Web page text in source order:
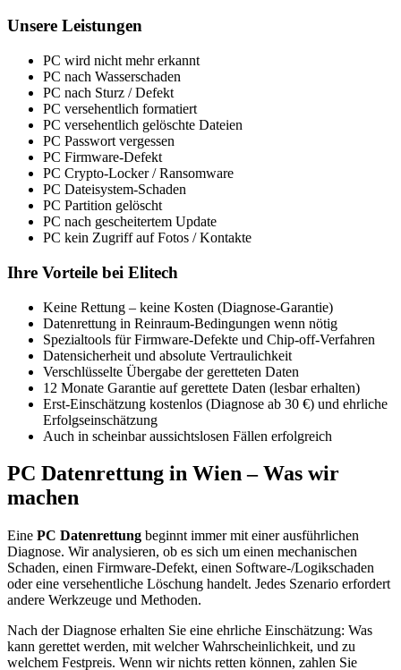
Unsere Leistungen
PC wird nicht mehr erkannt
PC nach Wasserschaden
PC nach Sturz / Defekt
PC versehentlich formatiert
PC versehentlich gelöschte Dateien
PC Passwort vergessen
PC Firmware-Defekt
PC Crypto-Locker / Ransomware
PC Dateisystem-Schaden
PC Partition gelöscht
PC nach gescheitertem Update
PC kein Zugriff auf Fotos / Kontakte
Ihre Vorteile bei Elitech
Keine Rettung – keine Kosten (Diagnose-Garantie)
Datenrettung in Reinraum-Bedingungen wenn nötig
Spezialtools für Firmware-Defekte und Chip-off-Verfahren
Datensicherheit und absolute Vertraulichkeit
Verschlüsselte Übergabe der geretteten Daten
12 Monate Garantie auf gerettete Daten (lesbar erhalten)
Erst-Einschätzung kostenlos (Diagnose ab 30 €) und ehrliche
Erfolgseinschätzung
Auch in scheinbar aussichtslosen Fällen erfolgreich
PC Datenrettung in Wien – Was wir
machen
Eine PC Datenrettung beginnt immer mit einer ausführlichen
Diagnose. Wir analysieren, ob es sich um einen mechanischen
Schaden, einen Firmware-Defekt, einen Software-/Logikschaden
oder eine versehentliche Löschung handelt. Jedes Szenario erfordert
andere Werkzeuge und Methoden.
Nach der Diagnose erhalten Sie eine ehrliche Einschätzung: Was
kann gerettet werden, mit welcher Wahrscheinlichkeit, und zu
welchem Festpreis. Wenn wir nichts retten können, zahlen Sie